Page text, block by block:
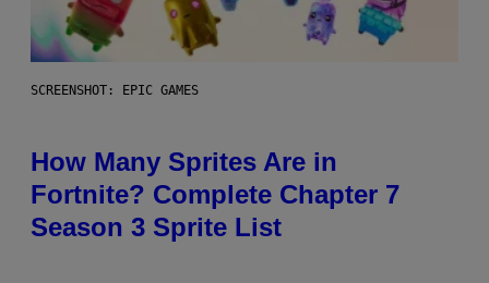
SCREENSHOT: EPIC GAMES
How Many Sprites Are in
Fortnite? Complete Chapter 7
Season 3 Sprite List